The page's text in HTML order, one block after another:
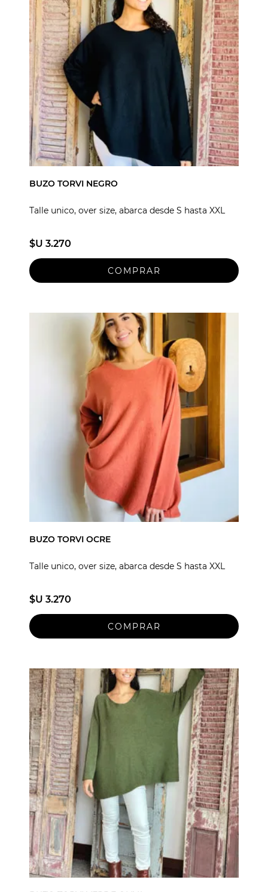
BUZO TORVI NEGRO
Talle unico, over size, abarca desde S hasta XXL
$U 3.270
BUZO TORVI OCRE
Talle unico, over size, abarca desde S hasta XXL
$U 3.270